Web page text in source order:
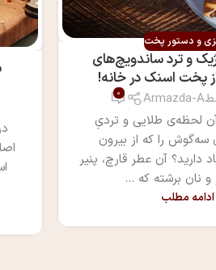
و دستور پخت
و ترد ساندویچ‌های
پخت اسنک در خانه!
Armazda-A
0
لحظه‌ی طلایی و تردیِ
سه‌گوش را که از بیرون
دارید؟ آن عطر قارچ، پنیر
نان برشته که ...
ادامه مطلب